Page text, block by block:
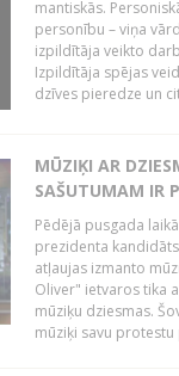
mantiskās.
personību – viņa
izpildītāja veikto
Izpildītāja spējas
dzīves pieredze un
MŪZIĶI AR
SAŠUTUMAM IR
Pēdējā pusgada
prezidenta
atļaujas izmanto
Oliver" ietvaros tika
mūziķu dziesmas.
mūziķi savu